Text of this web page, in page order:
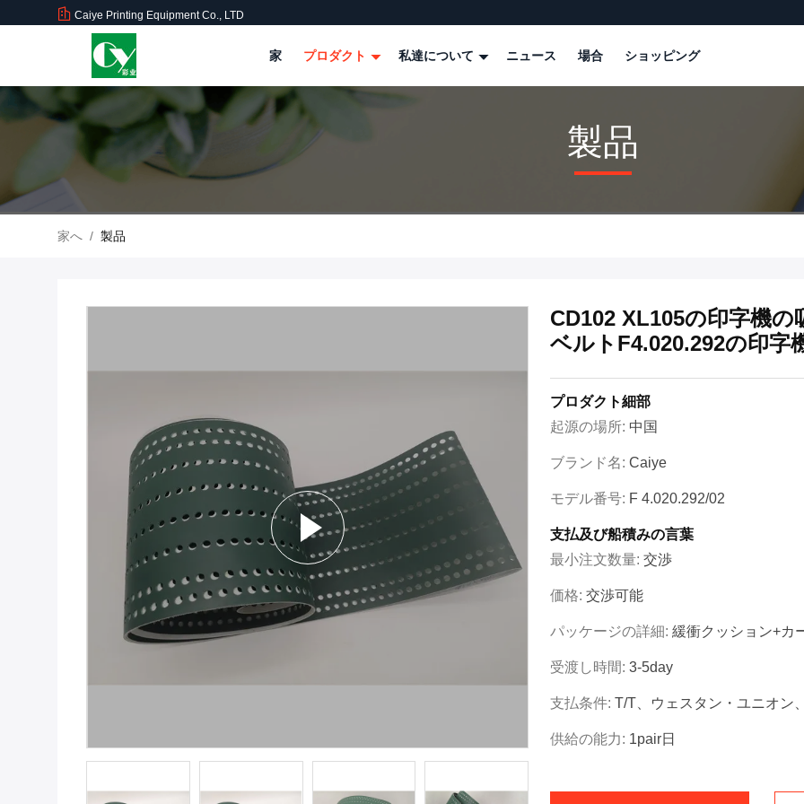
Caiye Printing Equipment Co., LTD
家 プロダクト 私達について ニュース 場合 ショッピング
製品
家へ / 製品
CD102 XL105の印字機
ベルトF4.020.292の印字
プロダクト細部
起源の場所: 中国
ブランド名: Caiye
モデル番号: F 4.020.292/02
支払及び船積みの言葉
最小注文数量: 交渉
価格: 交渉可能
パッケージの詳細: 緩衝クッション+カ
受渡し時間: 3-5day
支払条件: T/T、ウェスタン・ユニオン
供給の能力: 1pair日